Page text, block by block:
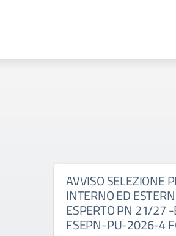
AVVISO SELEZIONE
INTERNO ED
ESPERTO PN 21/27
FSEPN-PU-2026-4